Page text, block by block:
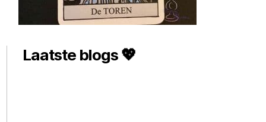
Laatste blogs 💖